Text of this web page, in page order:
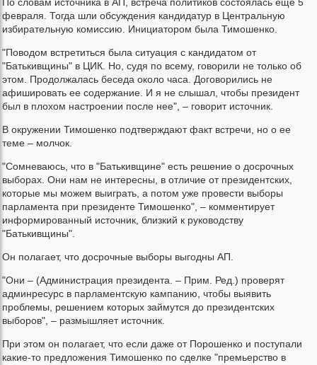
февраля. Тогда шли обсуждения кандидатур в Центральную
избирательную комиссию. Инициатором была Тимошенко.
"Поводом встретиться была ситуация с кандидатом от
"Батькивщины" в ЦИК. Но, судя по всему, говорили не только об
этом. Продолжалась беседа около часа. Договорились не
афишировать ее содержание. И я не слышал, чтобы президент
был в плохом настроении после нее", – говорит источник.
В окружении Тимошенко подтверждают факт встречи, но о ее
теме – молчок.
"Сомневаюсь, что в "Батькивщине" есть решение о досрочных
выборах. Они нам не интересны, в отличие от президентских,
которые мы можем выиграть, а потом уже провести выборы
парламента при президенте Тимошенко", – комментирует
информированный источник, близкий к руководству
"Батькивщины".
Он полагает, что досрочные выборы выгодны АП.
"Они – (Администрация президента. – Прим. Ред.) проверят
админресурс в парламентскую кампанию, чтобы выявить
проблемы, решением которых займутся до президентских
выборов", – размышляет источник.
При этом он полагает, что если даже от Порошенко и поступали
какие-то предложения Тимошенко по сделке "премьерство в